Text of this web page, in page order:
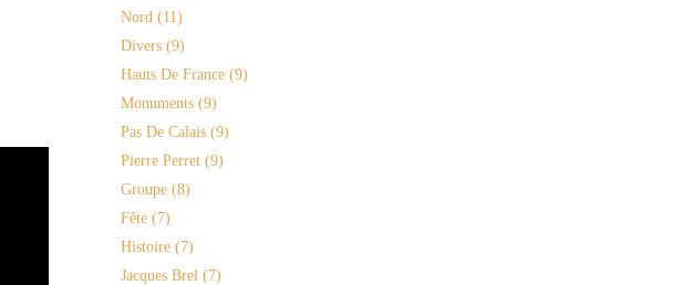
Nord (11)
Divers (9)
Hauts De France (9)
Monuments (9)
Pas De Calais (9)
Pierre Perret (9)
Groupe (8)
Fête (7)
Histoire (7)
Jacques Brel (7)